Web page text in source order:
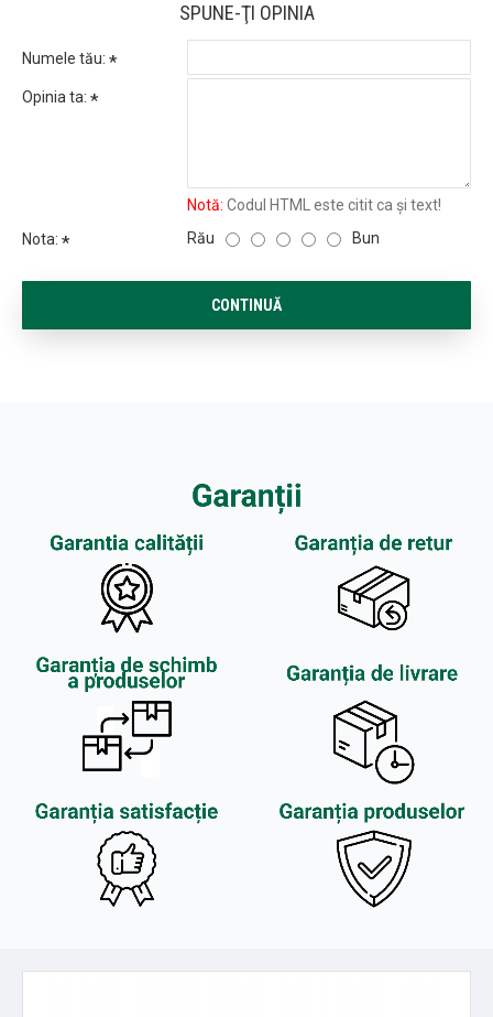
SPUNE-ŢI OPINIA
Numele tău:
Opinia ta:
Notă: Codul HTML este citit ca şi text!
Nota:
Rău Bun
CONTINUĂ